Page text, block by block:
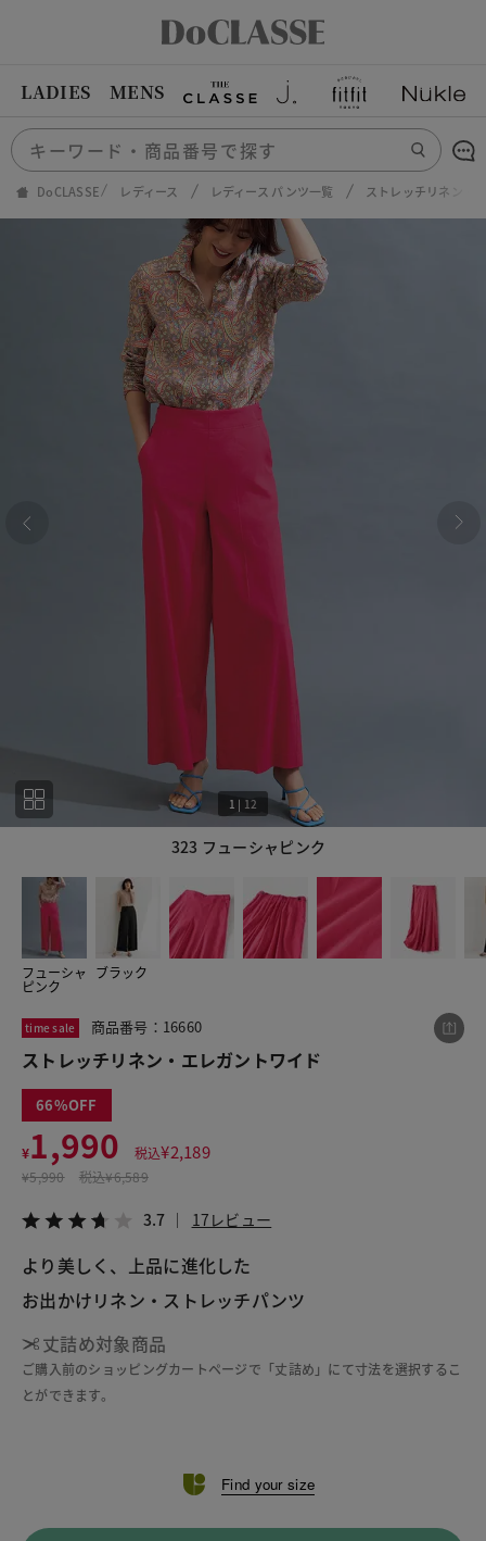
LADIES MENS
DoCLASSE レディース レディース パンツ一覧 ストレッチリネン・
323 フューシャピンク
1 | 12
フューシャ
ピンク
ブラック
12
time sale 商品番号：16660
ストレッチリネン・エレガントワイド
66
¥1,990 税込¥2,189
¥5,990 税込¥6,589
3.7 17レビュー
より美しく、上品に進化した
お出かけリネン・ストレッチパンツ
丈詰め対象商品
ご購入前のショッピングカートページで「丈詰め」にて寸法を選択するこ
とができます。
Find your size
この商品をシェアする
¥1,990
税込¥2,189
LINE X メール